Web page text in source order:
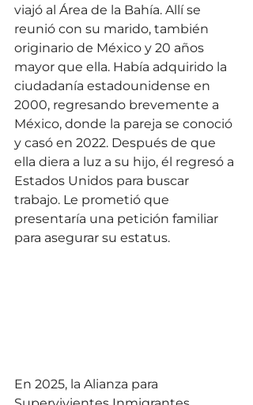
viajó al Área de la Bahía. Allí se
reunió con su marido, también
originario de México y 20 años
mayor que ella. Había adquirido la
ciudadanía estadounidense en
2000, regresando brevemente a
México, donde la pareja se conoció
y casó en 2022. Después de que
ella diera a luz a su hijo, él regresó a
Estados Unidos para buscar
trabajo. Le prometió que
presentaría una petición familiar
para asegurar su estatus.
En 2025, la Alianza para